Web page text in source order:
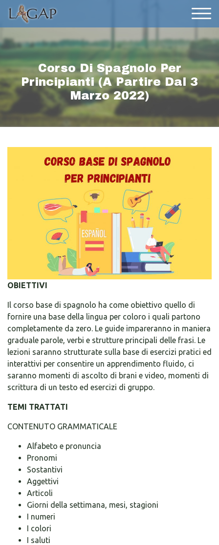
Corso Di Spagnolo Per
Principianti (a Partire Dal 3
Marzo 2022)
OBIETTIVI
Il corso base di spagnolo ha come obiettivo quello di
fornire una base della lingua per coloro i quali partono
completamente da zero. Le guide impareranno in maniera
graduale parole, verbi e strutture principali delle frasi. Le
lezioni saranno strutturate sulla base di esercizi pratici ed
interattivi per consentire un apprendimento fluido, ci
saranno momenti di ascolto di brani e video, momenti di
scrittura di un testo ed esercizi di gruppo.
TEMI TRATTATI
CONTENUTO GRAMMATICALE
Alfabeto e pronuncia
Pronomi
Sostantivi
Aggettivi
Articoli
Giorni della settimana, mesi, stagioni
I numeri
I colori
I saluti